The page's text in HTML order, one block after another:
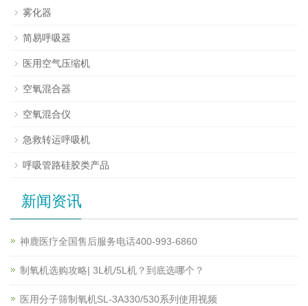
雾化器
简易呼吸器
医用空气压缩机
空氧混合器
空氧混合仪
急救转运呼吸机
呼吸管路硅胶类产品
新闻资讯
神鹿医疗全国售后服务电话400-993-6860
制氧机选购攻略| 3L机/5L机？到底选哪个？
医用分子筛制氧机SL-3A330/530系列使用视频